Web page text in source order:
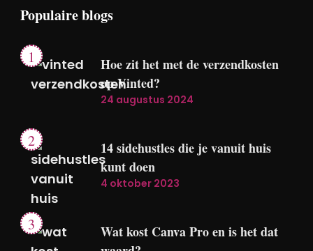
Populaire blogs
Hoe zit het met de verzendkosten
op Vinted?
24 augustus 2024
14 sidehustles die je vanuit huis
kunt doen
4 oktober 2023
Wat kost Canva Pro en is het dat